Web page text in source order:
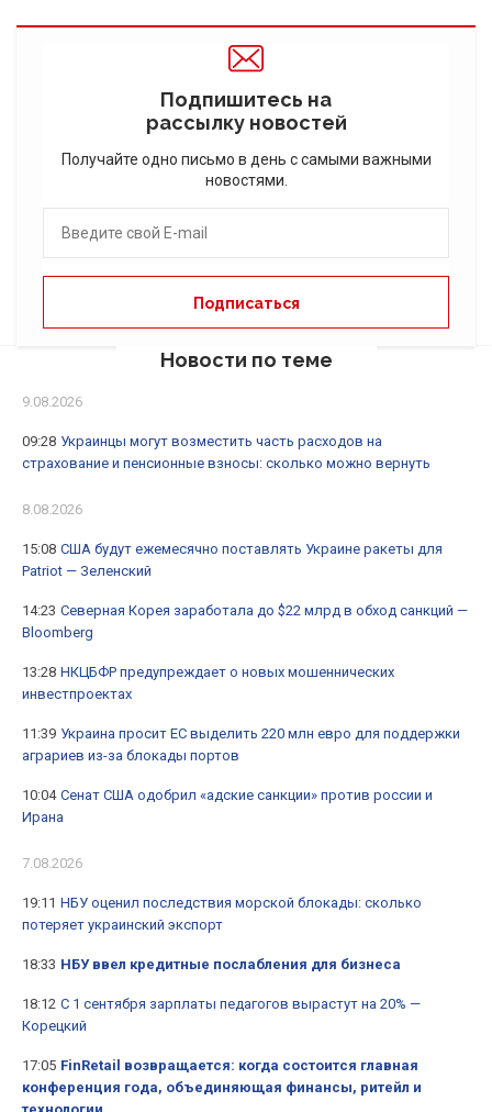
Подпишитесь на
рассылку новостей
Получайте одно письмо в день с самыми важными
новостями.
Новости по теме
9.08.2026
09:28 Украинцы могут возместить часть расходов на
страхование и пенсионные взносы: сколько можно вернуть
8.08.2026
15:08 США будут ежемесячно поставлять Украине ракеты для
Patriot — Зеленский
14:23 Северная Корея заработала до $22 млрд в обход санкций —
Bloomberg
13:28 НКЦБФР предупреждает о новых мошеннических
инвестпроектах
11:39 Украина просит ЕС выделить 220 млн евро для поддержки
аграриев из-за блокады портов
10:04 Сенат США одобрил «адские санкции» против россии и
Ирана
7.08.2026
19:11 НБУ оценил последствия морской блокады: сколько
потеряет украинский экспорт
18:33 НБУ ввел кредитные послабления для бизнеса
18:12 С 1 сентября зарплаты педагогов вырастут на 20% —
Корецкий
17:05 FinRetail возвращается: когда состоится главная
конференция года, объединяющая финансы, ритейл и